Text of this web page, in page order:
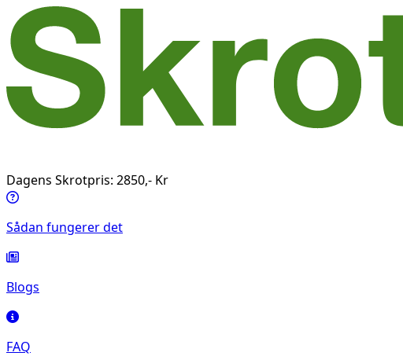
Dagens Skrotpris: 2850,- Kr
Sådan fungerer det
Blogs
FAQ